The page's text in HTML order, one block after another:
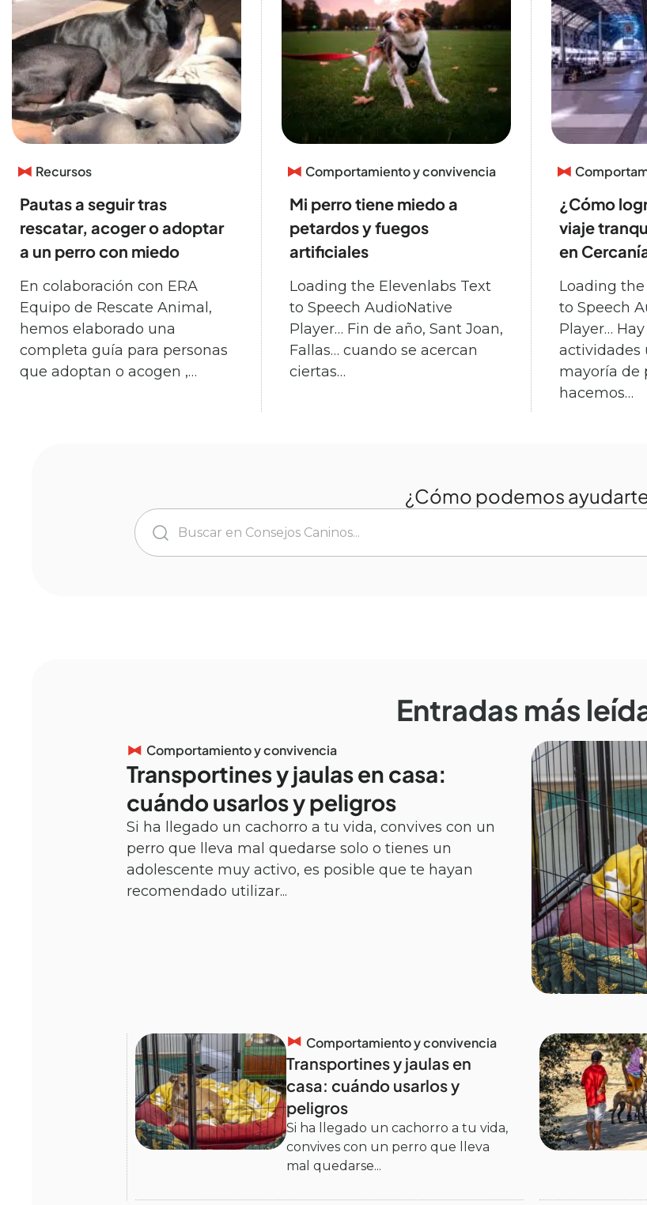
Recursos
Pautas a seguir tras
rescatar, acoger o adoptar
a un perro con miedo
En colaboración con ERA
Equipo de Rescate Animal,
hemos elaborado una
completa guía para personas
que adoptan o acogen ,…
Comportamiento y convivencia
Mi perro tiene miedo a
petardos y fuegos
artificiales
Loading the Elevenlabs Text
to Speech AudioNative
Player… Fin de año, Sant Joan,
Fallas… cuando se acercan
ciertas…
¿Cómo
viaje
en
Loading
to Speech
Player…
actividades
mayoría de
hacemos…
¿Cómo podemos
Entradas más
Comportamiento y convivencia
Transportines y jaulas en casa:
cuándo usarlos y peligros
Si ha llegado un cachorro a tu vida, convives con un
perro que lleva mal quedarse solo o tienes un
adolescente muy activo, es posible que te hayan
recomendado utilizar...
Comportamiento y convivencia
Transportines y jaulas en
casa: cuándo usarlos y
peligros
Si ha llegado un cachorro a tu vida,
convives con un perro que lleva
mal quedarse...